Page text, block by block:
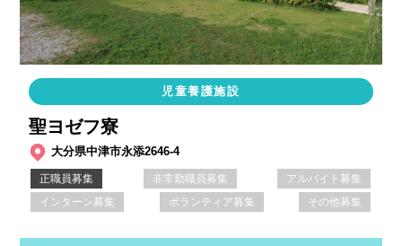
児童養護施設
聖ヨゼフ寮
大分県中津市永添2646-4
正職員募集 非常勤職員募集
アルバイト募集
インターン募集
ボランティア募集 その他募集